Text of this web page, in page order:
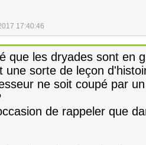
17:40:46
que les dryades sont en
une sorte de leçon
ne soit coupé par
de rappeler que